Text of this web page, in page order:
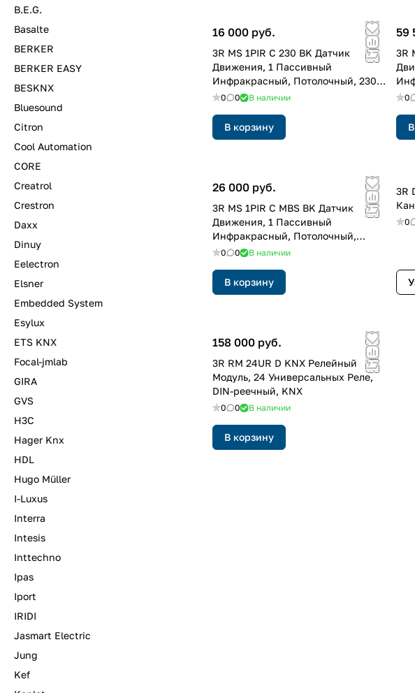
16 000 руб.
3R MS 1PIR C 230 BK Датчик
Движения, 1 Пассивный
Инфракрасный, Потолочный, 230В,
Чёрный
0 0 В наличии
В корзину
59
3R
0
26 000 руб.
3R MS 1PIR C MBS BK Датчик
Движения, 1 Пассивный
Инфракрасный, Потолочный,
Modbus, Чёрный
0 0 В наличии
В корзину
3R
0
158 000 руб.
3R RM 24UR D KNX Релейный
Модуль, 24 Универсальных Реле,
DIN-реечный, KNX
0 0 В наличии
В корзину
B.E.G.
Basalte
BERKER
BERKER EASY
BESKNX
Bluesound
Citron
Cool Automation
CORE
Creatrol
Crestron
Daxx
Dinuy
Eelectron
Elsner
Embedded System
Esylux
ETS KNX
Focal-jmlab
GIRA
GVS
H3C
Hager Knx
HDL
Hugo Müller
I-Luxus
Interra
Intesis
Inttechno
Ipas
Iport
IRIDI
Jasmart Electric
Jung
Kef